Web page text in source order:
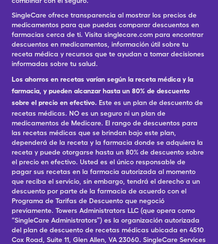
SingleCare ofrece transparencia al mostrar los precios de
medicamentos para que puedas comparar descuentos en
farmacias cerca de ti. Visita singlecare.com para encontrar
descuentos en medicamentos, información útil sobre tu
receta médica y recursos que te ayudan a tomar decisiones
informadas sobre tu salud.
Los ahorros en recetas varían según la receta médica y la
farmacia, y pueden alcanzar hasta un 80% de descuento
sobre el precio en efectivo. Este es un plan de descuento de
recetas médicas. NO es un seguro ni un plan de
medicamentos de Medicare. El rango de descuentos para
las recetas médicas que se brindan bajo este plan,
dependerá de la receta y la farmacia donde se adquiera la
receta y puede otorgarse hasta un 80% de descuento sobre
el precio en efectivo. Usted es el único responsable de
pagar sus recetas en la farmacia autorizada al momento
que reciba el servicio, sin embargo, tendrá el derecho a un
descuento por parte de la farmacia de acuerdo con el
Programa de Tarifas de Descuento que negoció
previamente. Towers Administrators LLC (que opera como
“SingleCare Administrators”) es la organización autorizada
del plan de descuento de recetas médicas ubicada en 4510
Cox Road, Suite 11, Glen Allen, VA 23060. SingleCare Services